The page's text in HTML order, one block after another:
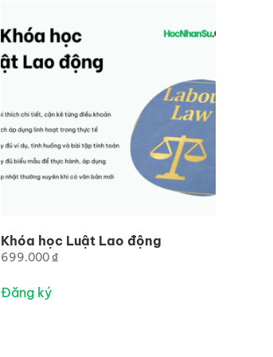
Khóa học Luật Lao động
699.000₫
Đăng ký